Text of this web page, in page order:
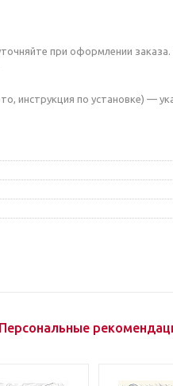
при оформлении
инструкция по установке) —
Персональные